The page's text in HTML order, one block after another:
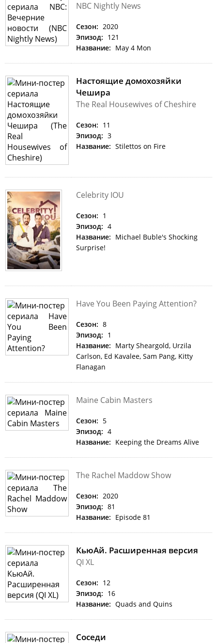
NBC Nightly News
Сезон: 2020
Эпизод: 121
Название: May 4 Mon
Настоящие домохозяйки
Чешира
The Real Housewives of Cheshire
Сезон: 11
Эпизод: 3
Название: Stilettos on Fire
Celebrity IOU
Сезон: 1
Эпизод: 4
Название: Michael Buble's Shocking
Surprise!
Have You Been Paying Attention?
Сезон: 8
Эпизод: 1
Название: Marty Sheargold, Urzila
Carlson, Ed Kavalee, Sam Pang, Kitty
Flanagan
Maine Cabin Masters
Сезон: 5
Эпизод: 4
Название: Keeping the Dreams Alive
The Rachel Maddow Show
Сезон: 2020
Эпизод: 81
Название: Episode 81
КьюАй. Расширенная версия
QI XL
Сезон: 12
Эпизод: 16
Название: Quads and Quins
Соседи